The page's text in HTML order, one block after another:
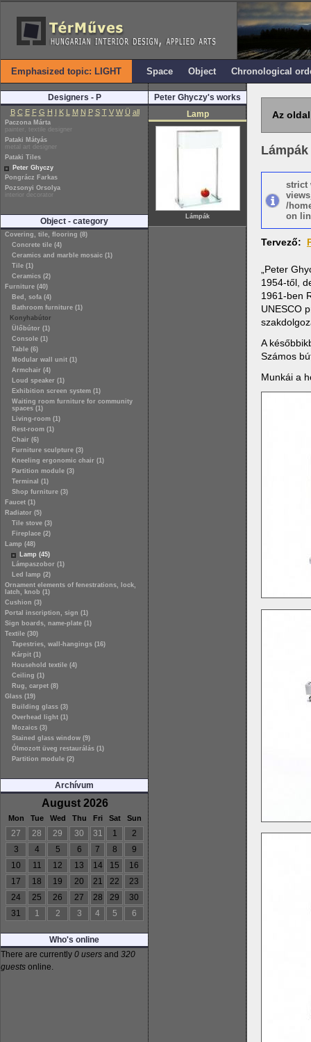
Emphasized topic: LIGHT Space Object Chronological
Designers - P
B C E F G H I K L M N P S T V W Ü all
Paczona Márta
painter, textile designer
Pataki Mátyás
metal art designer
Pataki Tiles
Peter Ghyczy
Pongrácz Farkas
Pozsonyi Orsolya
interior decorator
Object - category
Covering, tile, flooring (8)
Concrete tile (4)
Ceramics and marble mosaic (1)
Tile (1)
Ceramics (2)
Furniture (40)
Bed, sofa (4)
Bathroom furniture (1)
Konyhabútor
Ülőbútor (1)
Console (1)
Table (6)
Modular wall unit (1)
Armchair (4)
Loud speaker (1)
Exhibition screen system (1)
Waiting room furniture for community
spaces (1)
Living-room (1)
Rest-room (1)
Chair (6)
Furniture sculpture (3)
Kneeling ergonomic chair (1)
Partition module (3)
Terminal (1)
Shop furniture (3)
Faucet (1)
Radiator (5)
Tile stove (3)
Fireplace (2)
Lamp (48)
Lamp (45)
Lámpaszobor (1)
Led lamp (2)
Ornament elements of fenestrations, lock,
latch, knob (1)
Cushion (3)
Portal inscription, sign (1)
Sign boards, name-plate (1)
Textile (30)
Tapestries, wall-hangings (16)
Kárpit (1)
Household textile (4)
Ceiling (1)
Rug, carpet (8)
Glass (19)
Building glass (3)
Overhead light (1)
Mozaics (3)
Stained glass window (9)
Ólmozott üveg restaurálás (1)
Partition module (2)
Archívum
August 2026
Mon Tue Wed Thu Fri Sat Sun
27 28 29 30 31 1
2
3
4 5 6 7 8
9
10
11 12 13 14 15
16
17
18 19 20 21 22
23
24
25 26 27 28 29
30
31
1 2 3 4 5 6
Who's online
There are currently 0 users and 320
guests online.
Peter Ghyczy's works
Lamp
Lámpák
Az
Lámpák
strict
/
on
Tervező:
„Peter
1954-től,
1961-ben
UNESCO
A
Számos
Munkái a